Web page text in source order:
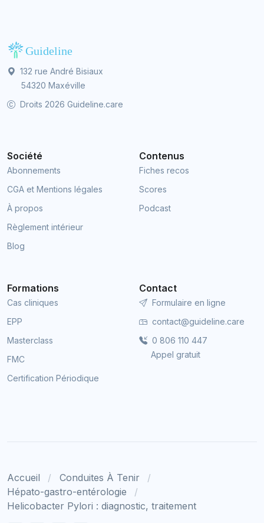
132 rue André Bisiaux
54320 Maxéville
Droits 2026 Guideline.care
Société
Abonnements
CGA et Mentions légales
À propos
Règlement intérieur
Blog
Contenus
Fiches recos
Scores
Podcast
Formations
Cas cliniques
EPP
Masterclass
FMC
Certification Périodique
Contact
Formulaire en ligne
contact@guideline.care
0 806 110 447
Appel gratuit
Accueil
Conduites À Tenir
Hépato-gastro-entérologie
Helicobacter Pylori : diagnostic, traitement